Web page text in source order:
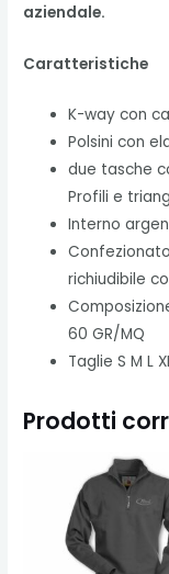
aziendale.
Caratteristiche
K-way con
Polsini con
due tasche
Profili e
Interno
richiudibile
60 GR/MQ
Taglie S M L
Prodotti